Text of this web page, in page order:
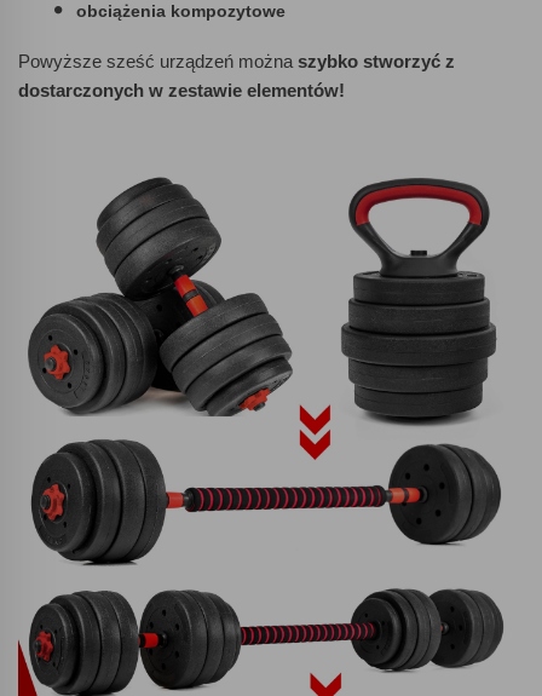
obciążenia kompozytowe
Powyższe sześć urządzeń można szybko stworzyć z
dostarczonych w zestawie elementów!